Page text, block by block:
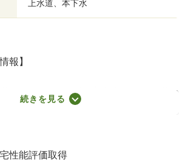
上水道、本下水
報】
校（800m）、川口市立十二月田中学校
Ｒ０７ＳＨＣ１１１３０４号
続きを見る
性能評価取得